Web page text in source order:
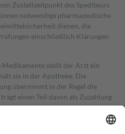
Zustellzeitpunkt des Spediteurs
notwendige pharmazeutische
dienen, die
einschließlich Klärungen
stellt der Arzt ein
sie in der Apotheke. Die
übernimmt in der Regel die
einen Teil davon als Zuzahlung
Zuzahlungen in Höhe von zehn